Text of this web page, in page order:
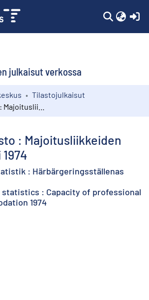
julkaisut verkossa
Tilastojulkaisut
: Majoitusliikkeiden
: Härbärgeringsställenas
: Capacity of professional
1974